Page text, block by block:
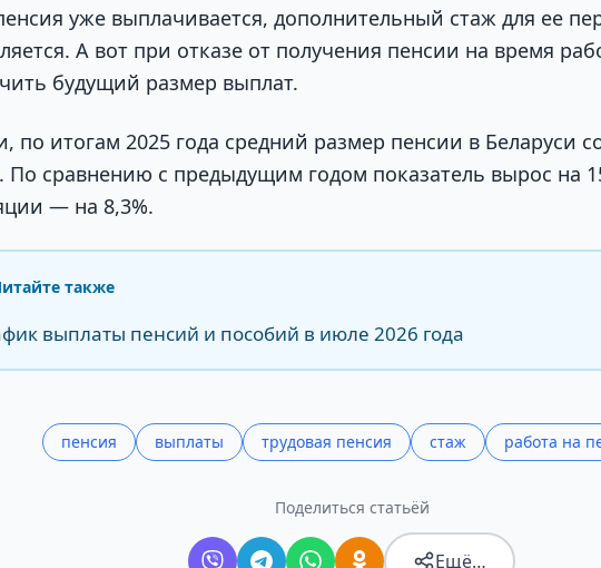
уже выплачивается, дополнительный стаж для ее
А вот при отказе от получения пенсии на время
будущий размер выплат.
по итогам 2025 года средний размер пенсии в Беларуси
По сравнению с предыдущим годом показатель вырос на
— на 8,3%.
также
выплаты пенсий и пособий в июле 2026 года
пенсия выплаты трудовая пенсия стаж работа на
Поделиться статьёй
Ещё…